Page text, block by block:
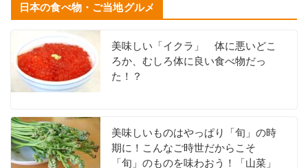
日本の食べ物・ご当地グルメ
美味しい「イクラ」 体に悪いどこ
ろか、むしろ体に良い食べ物だっ
た！？
美味しいものはやっぱり「旬」の時
期に！こんなご時世だからこそ
「旬」のものを味わおう！「山菜」